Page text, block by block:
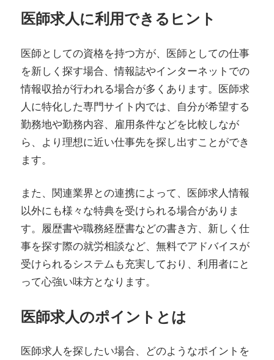
医師求人に利用できるヒント
医師としての資格を持つ方が、医師としての仕事
を新しく探す場合、情報誌やインターネットでの
情報収拾が行われる場合が多くあります。医師求
人に特化した専門サイト内では、自分が希望する
勤務地や勤務内容、雇用条件などを比較しなが
ら、より理想に近い仕事先を探し出すことができ
ます。
また、関連業界との連携によって、医師求人情報
以外にも様々な特典を受けられる場合がありま
す。履歴書や職務経歴書などの書き方、新しく仕
事を探す際の就労相談など、無料でアドバイスが
受けられるシステムも充実しており、利用者にと
って心強い味方となります。
医師求人のポイントとは
医師求人を探したい場合、どのようなポイントを